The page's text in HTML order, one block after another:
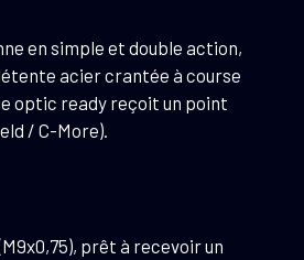
en simple et double action,
acier crantée à course
optic ready reçoit un point
/ C-More).
prêt à recevoir un